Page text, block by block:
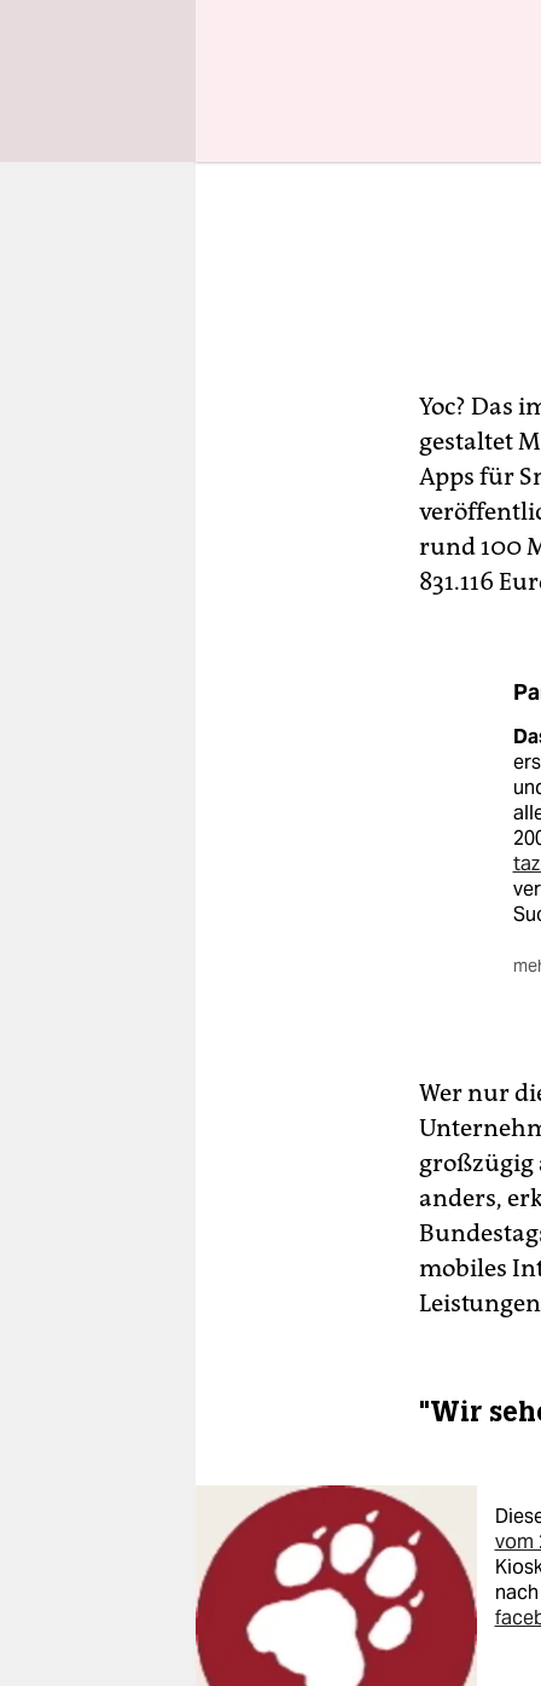
Yoc? Das
gestaltet
Apps für
rund 100
831.116
Wer nur
großzügig
anders,
mobiles
"Wir
vom